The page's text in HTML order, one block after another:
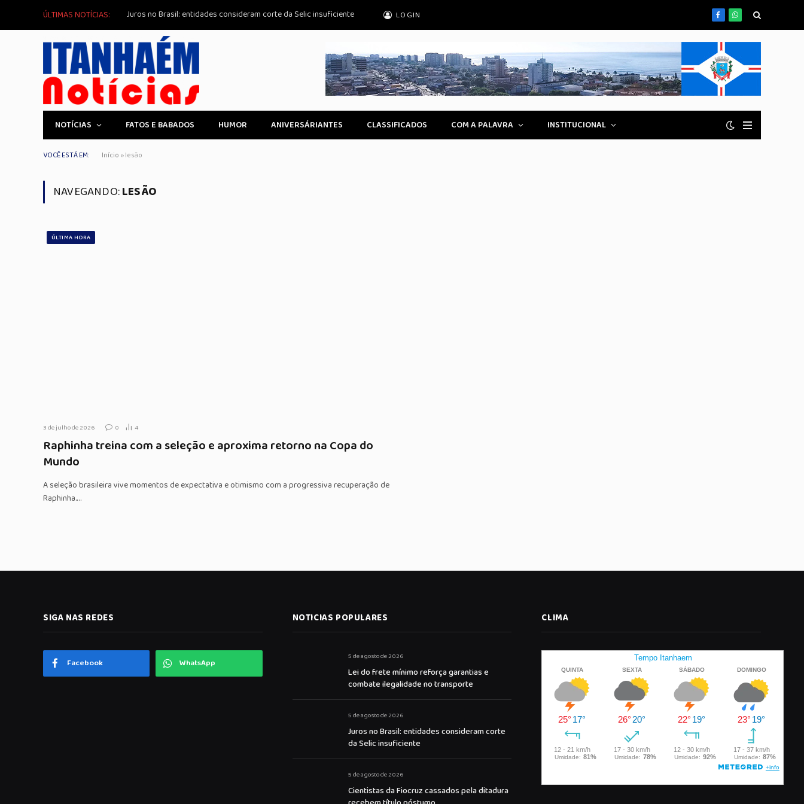
ÚLTIMAS NOTÍCIAS: Juros no Brasil: entidades consideram corte da Selic insuficiente LOGIN FacebookWhatsApp
NOTÍCIAS FATOS E BABADOS HUMOR ANIVERSÁRIANTES CLASSIFICADOS COM A PALAVRA INSTITUCIONAL
VOCÊ ESTÁ EM: Início »lesão
NAVEGANDO:LESÃO
ÚLTIMA HORA
3 de julho de 2026 0 4
Raphinha treina com a seleção e aproxima retorno na Copa do
Mundo
A seleção brasileira vive momentos de expectativa e otimismo com a progressiva recuperação de
Raphinha.…
SIGA NAS REDES
Facebook WhatsApp
NOTICIAS POPULARES
5 de agosto de 2026
Lei do frete mínimo reforça garantias e
combate ilegalidade no transporte
5 de agosto de 2026
Juros no Brasil: entidades consideram corte
da Selic insuficiente
5 de agosto de 2026
Cientistas da Fiocruz cassados pela ditadura
CLIMA